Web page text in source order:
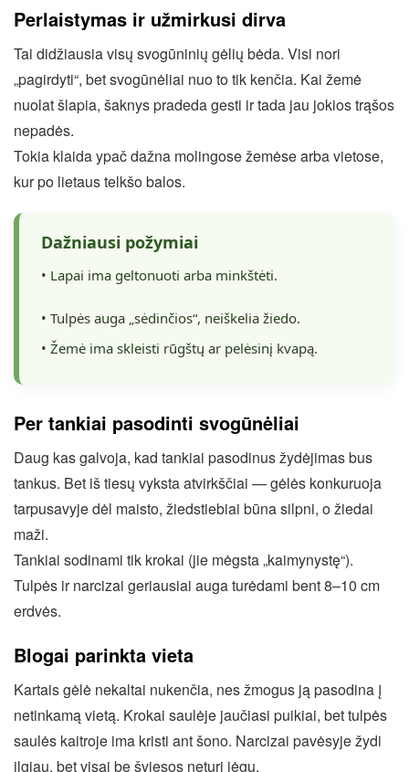
Perlaistymas ir užmirkusi dirva
Tai didžiausia visų svogūninių gėlių bėda. Visi nori
„pagirdyti“, bet svogūnėliai nuo to tik kenčia. Kai žemė
nuolat šlapia, šaknys pradeda gesti ir tada jau jokios trąšos
nepadės.
Tokia klaida ypač dažna molingose žemėse arba vietose,
kur po lietaus telkšo balos.
Dažniausi požymiai
• Lapai ima geltonuoti arba minkštėti.
• Tulpės auga „sėdinčios“, neiškelia žiedo.
• Žemė ima skleisti rūgštų ar pelėsinį kvapą.
Per tankiai pasodinti svogūnėliai
Daug kas galvoja, kad tankiai pasodinus žydėjimas bus
tankus. Bet iš tiesų vyksta atvirkščiai — gėlės konkuruoja
tarpusavyje dėl maisto, žiedstiebiai būna silpni, o žiedai
maži.
Tankiai sodinami tik krokai (jie mėgsta „kaimynystę“).
Tulpės ir narcizai geriausiai auga turėdami bent 8–10 cm
erdvės.
Blogai parinkta vieta
Kartais gėlė nekaltai nukenčia, nes žmogus ją pasodina į
netinkamą vietą. Krokai saulėje jaučiasi puikiai, bet tulpės
saulės kaitroje ima kristi ant šono. Narcizai pavėsyje žydi
ilgiau, bet visai be šviesos neturi jėgų.